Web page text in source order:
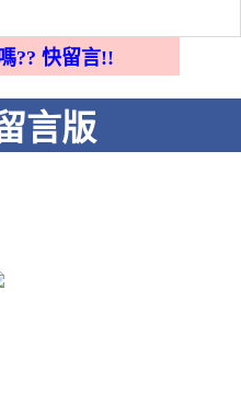
?? 快留言!!
言版